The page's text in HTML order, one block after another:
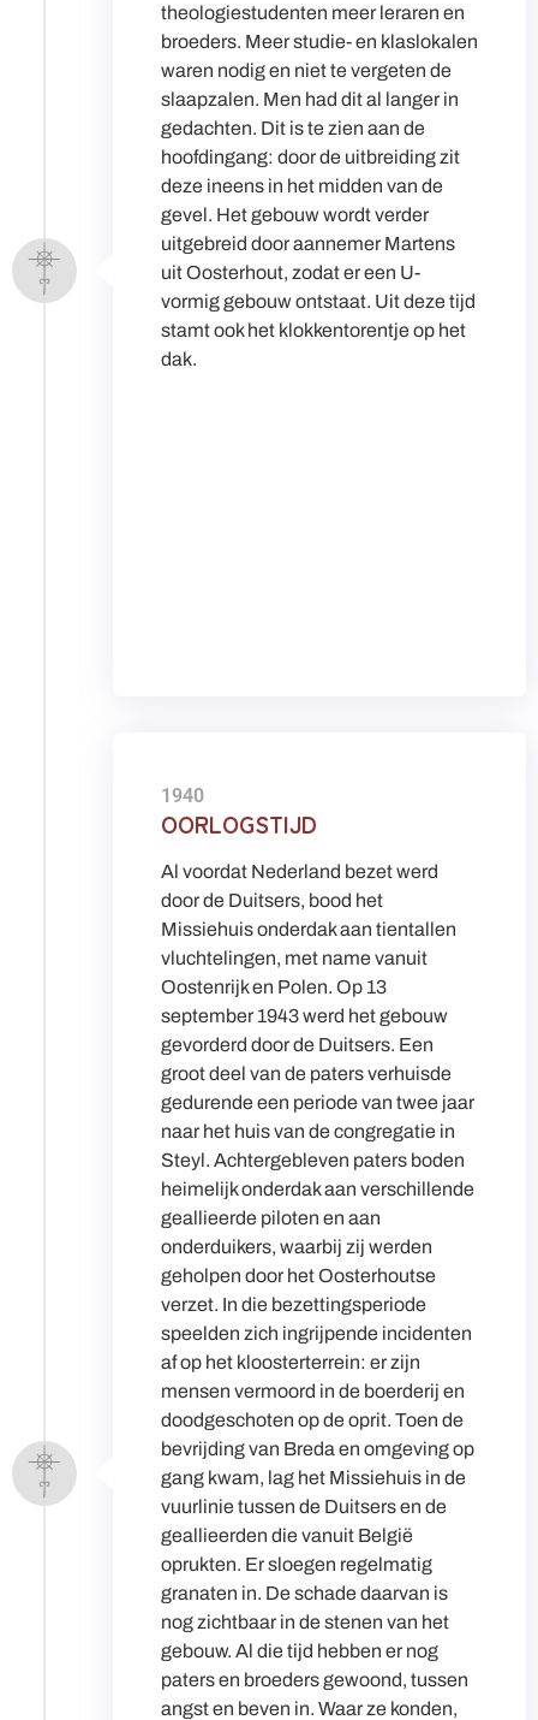
theologiestudenten meer leraren en
broeders. Meer studie- en klaslokalen
waren nodig en niet te vergeten de
slaapzalen. Men had dit al langer in
gedachten. Dit is te zien aan de
hoofdingang: door de uitbreiding zit
deze ineens in het midden van de
gevel. Het gebouw wordt verder
uitgebreid door aannemer Martens
uit Oosterhout, zodat er een U-
vormig gebouw ontstaat. Uit deze tijd
stamt ook het klokkentorentje op het
dak.
1940
OORLOGSTIJD
Al voordat Nederland bezet werd
door de Duitsers, bood het
Missiehuis onderdak aan tientallen
vluchtelingen, met name vanuit
Oostenrijk en Polen. Op 13
september 1943 werd het gebouw
gevorderd door de Duitsers. Een
groot deel van de paters verhuisde
gedurende een periode van twee jaar
naar het huis van de congregatie in
Steyl. Achtergebleven paters boden
heimelijk onderdak aan verschillende
geallieerde piloten en aan
onderduikers, waarbij zij werden
geholpen door het Oosterhoutse
verzet. In die bezettingsperiode
speelden zich ingrijpende incidenten
af op het kloosterterrein: er zijn
mensen vermoord in de boerderij en
doodgeschoten op de oprit. Toen de
bevrijding van Breda en omgeving op
gang kwam, lag het Missiehuis in de
vuurlinie tussen de Duitsers en de
geallieerden die vanuit België
oprukten. Er sloegen regelmatig
granaten in. De schade daarvan is
nog zichtbaar in de stenen van het
gebouw. Al die tijd hebben er nog
paters en broeders gewoond, tussen
angst en beven in. Waar ze konden,